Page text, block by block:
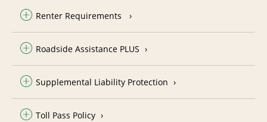
Renter Requirements
Roadside Assistance PLUS
Supplemental Liability Protection
Toll Pass Policy